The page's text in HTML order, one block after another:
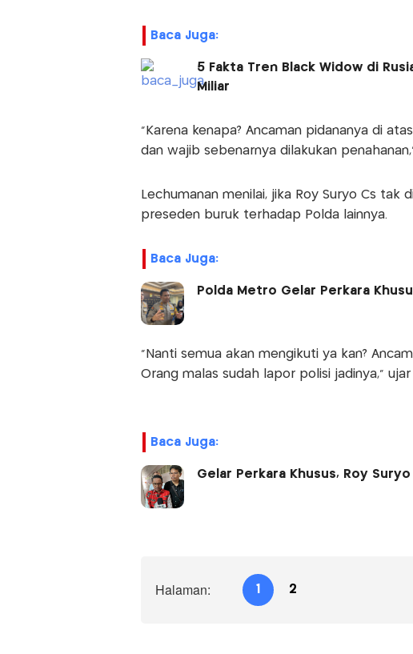
Baca Juga:
5 Fakta Tren Black Widow di
Miliar
“Karena kenapa? Ancaman pidananya di
dan wajib sebenarnya dilakukan
Lechumanan menilai, jika Roy Suryo Cs tak
preseden buruk terhadap Polda lainnya.
Baca Juga:
Polda Metro Gelar Perkara
“Nanti semua akan mengikuti ya kan?
Orang malas sudah lapor polisi jadinya,” ujar
Baca Juga:
Gelar Perkara Khusus, Roy
Halaman: 1 2